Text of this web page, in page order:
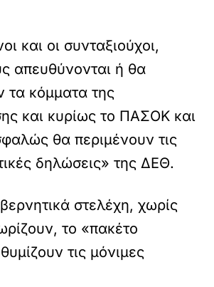
και οι συνταξιούχοι,
απευθύνονται ή θα
τα κόμματα της
και κυρίως το ΠΑΣΟΚ και
θα περιμένουν τις
δηλώσεις» της ΔΕΘ.
στελέχη, χωρίς
το «πακέτο
τις μόνιμες